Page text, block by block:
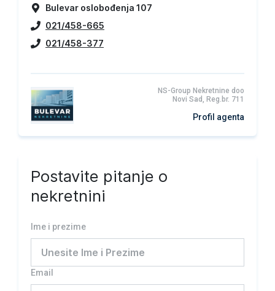
Bulevar oslobođenja 107
021/458-665
021/458-377
NS-Group Nekretnine doo
Novi Sad, Reg.br. 711
Profil agenta
Postavite pitanje o
nekretnini
Ime i prezime
Email